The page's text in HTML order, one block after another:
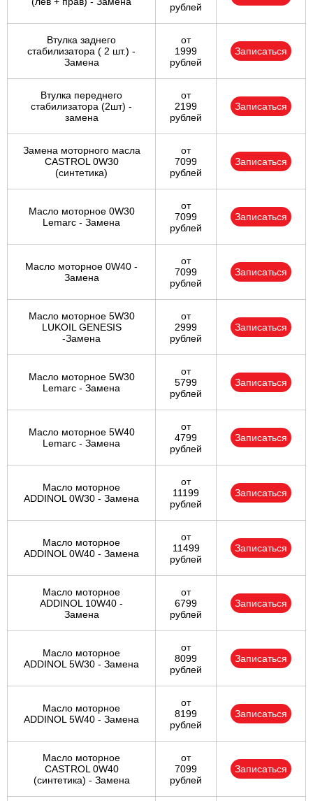
рублей
Втулка заднего
стабилизатора ( 2 шт.) -
Замена
от
1999
рублей
Записаться
Втулка переднего
стабилизатора (2шт) -
замена
от
2199
рублей
Записаться
Замена моторного масла
CASTROL 0W30
(синтетика)
от
7099
рублей
Записаться
Масло моторное 0W30
Lemarc - Замена
от
7099
рублей
Записаться
Масло моторное 0W40 -
Замена
от
7099
рублей
Записаться
Масло моторное 5W30
LUKOIL GENESIS
-Замена
от
2999
рублей
Записаться
Масло моторное 5W30
Lemarc - Замена
от
5799
рублей
Записаться
Масло моторное 5W40
Lemarc - Замена
от
4799
рублей
Записаться
Масло моторное
ADDINOL 0W30 - Замена
от
11199
рублей
Записаться
Масло моторное
ADDINOL 0W40 - Замена
от
11499
рублей
Записаться
Масло моторное
ADDINOL 10W40 -
Замена
от
6799
рублей
Записаться
Масло моторное
ADDINOL 5W30 - Замена
от
8099
рублей
Записаться
Масло моторное
ADDINOL 5W40 - Замена
от
8199
рублей
Записаться
Масло моторное
CASTROL 0W40
(синтетика) - Замена
от
7099
рублей
Записаться